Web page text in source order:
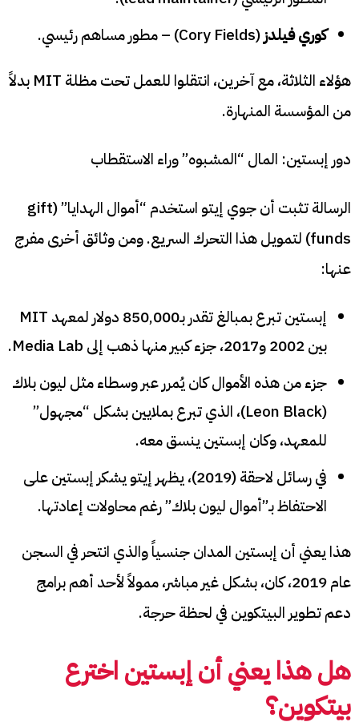
كوري فيلدز (Cory Fields) – مطور مساهم رئيسي.
هؤلاء الثلاثة، مع آخرين، انتقلوا للعمل تحت مظلة MIT بدلاً
من المؤسسة المنهارة.
دور إبستين: المال “المشبوه” وراء الاستقطاب
الرسالة تثبت أن جوي إيتو استخدم “أموال الهدايا” (gift
funds) لتمويل هذا التحرك السريع. ومن وثائق أخرى مفرج
عنها:
إبستين تبرع بمبالغ تقدر بـ850,000 دولار لمعهد MIT
بين 2002 و2017، جزء كبير منها ذهب إلى Media Lab.
جزء من هذه الأموال كان يُمرر عبر وسطاء مثل ليون بلاك
(Leon Black)، الذي تبرع بملايين بشكل “مجهول”
للمعهد، وكان إبستين ينسق معه.
في رسائل لاحقة (2019)، يظهر إيتو يشكر إبستين على
الاحتفاظ بـ”أموال ليون بلاك” رغم محاولات إعادتها.
هذا يعني أن إبستين المدان جنسياً والذي انتحر في السجن
عام 2019، كان، بشكل غير مباشر، ممولاً لأحد أهم برامج
دعم تطوير البيتكوين في لحظة حرجة.
هل هذا يعني أن إبستين اخترع
بيتكوين؟